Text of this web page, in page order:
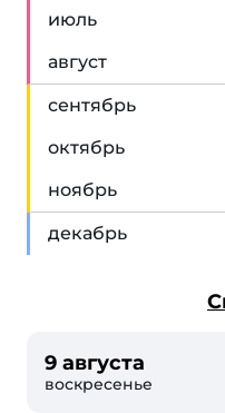
июль
август
сентябрь
октябрь
ноябрь
декабрь
9 августа
воскресенье